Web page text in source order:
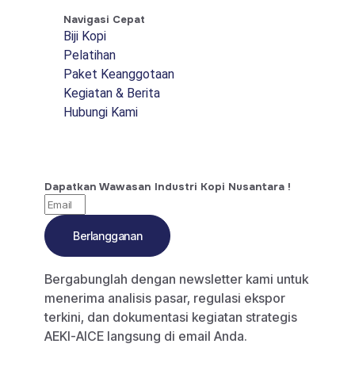
Navigasi Cepat
Biji Kopi
Pelatihan
Paket Keanggotaan
Kegiatan & Berita
Hubungi Kami
Dapatkan Wawasan Industri Kopi Nusantara !
Berlangganan
Bergabunglah dengan newsletter kami untuk
menerima analisis pasar, regulasi ekspor
terkini, dan dokumentasi kegiatan strategis
AEKI-AICE langsung di email Anda.